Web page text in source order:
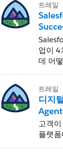
트레일
혁신
업이 4
데 어
트레일
디지
확장
고객
플랫